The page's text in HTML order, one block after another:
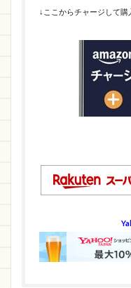
↓ここからチャージして